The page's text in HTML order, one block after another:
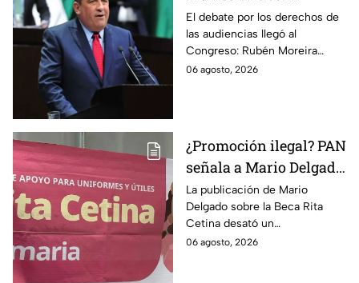
Moreira pide frenar
discusión de
lineamientos de
audiencias hasta
El debate por los derechos de
las audiencias llegó al
Congreso: Rubén Moreira
reclama una consulta con
06 agosto, 2026
¿Promoción ilegal? PAN
señala a Mario Delgado
por publicación sobre
la Beca Rita Cetina
La publicación de Mario
Delgado sobre la Beca Rita
Cetina desató un
enfrentamiento entre Morena
06 agosto, 2026